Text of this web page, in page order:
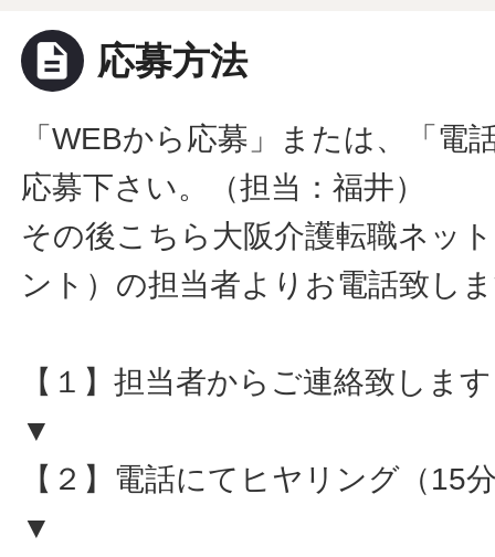
description 応募方法
「WEBから応募」または、「電
応募下さい。（担当：福井）
その後こちら大阪介護転職ネッ
ント）の担当者よりお電話致し
【１】担当者からご連絡致します
▼
【２】電話にてヒヤリング（15
▼